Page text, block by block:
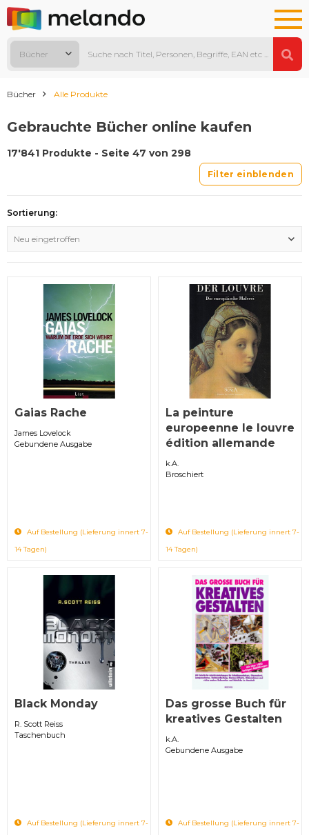
Bücher
Bücher Alle Produkte
Gebrauchte Bücher online kaufen
17'841 Produkte - Seite 47 von 298
Filter einblenden
Sortierung:
Neu eingetroffen
Gaias Rache
James Lovelock
Gebundene Ausgabe
Auf Bestellung (Lieferung innert 7-
14 Tagen)
La peinture
europeenne le louvre
édition allemande
k.A.
Broschiert
Auf Bestellung (Lieferung innert 7-
14 Tagen)
Black Monday
R. Scott Reiss
Taschenbuch
Auf Bestellung (Lieferung innert 7-
Das grosse Buch für
kreatives Gestalten
k.A.
Gebundene Ausgabe
Auf Bestellung (Lieferung innert 7-